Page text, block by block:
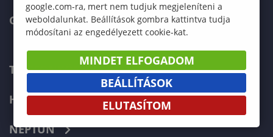
GREEN UNIVERSITY
TELEFONKÖNYV
HIBABEJELENTÉS
NEPTUN
google.com-ra, mert nem tudjuk megjeleníteni a
weboldalunkat. Beállítások gombra kattintva tudja
módosítani az engedélyezett cookie-kat.
MINDET ELFOGADOM
BEÁLLÍTÁSOK
ELUTASÍTOM